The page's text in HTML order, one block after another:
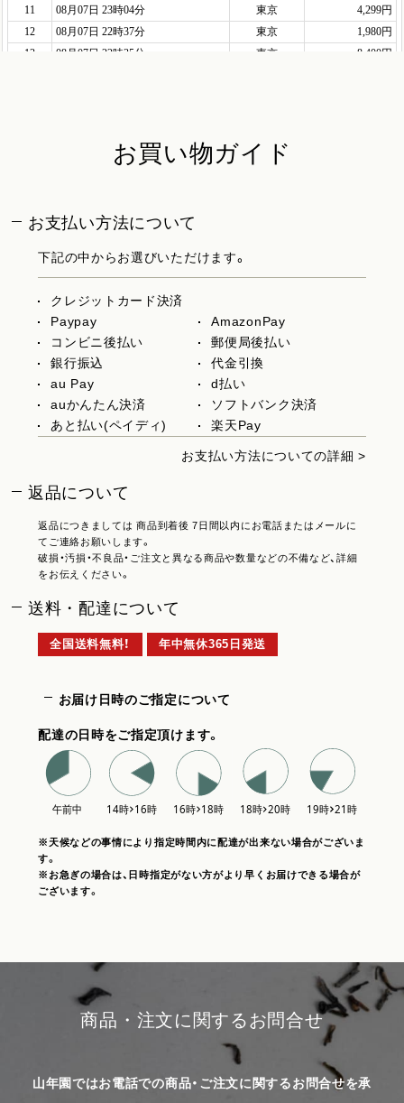
お買い物ガイド
お支払い方法について
下記の中からお選びいただけます。
クレジットカード決済
Paypay
AmazonPay
コンビニ後払い
郵便局後払い
銀行振込
代金引換
au Pay
d払い
auかんたん決済
ソフトバンク決済
あと払い(ペイディ)
楽天Pay
お支払い方法についての詳細 >
返品について
返品につきましては 商品到着後 7日間以内にお電話またはメールに
てご連絡お願いします。
破損・汚損・不良品・ご注文と異なる商品や数量などの不備など、詳細
をお伝えください。
送料・配達について
全国送料無料！ 年中無休365日発送
お届け日時のご指定について
配達の日時をご指定頂けます。
※天候などの事情により指定時間内に配達が出来ない場合がございま
す。
※お急ぎの場合は、日時指定がない方がより早くお届けできる場合が
ございます。
商品・注文に関するお問合せ
山年園ではお電話での商品・ご注文に関するお問合せを承